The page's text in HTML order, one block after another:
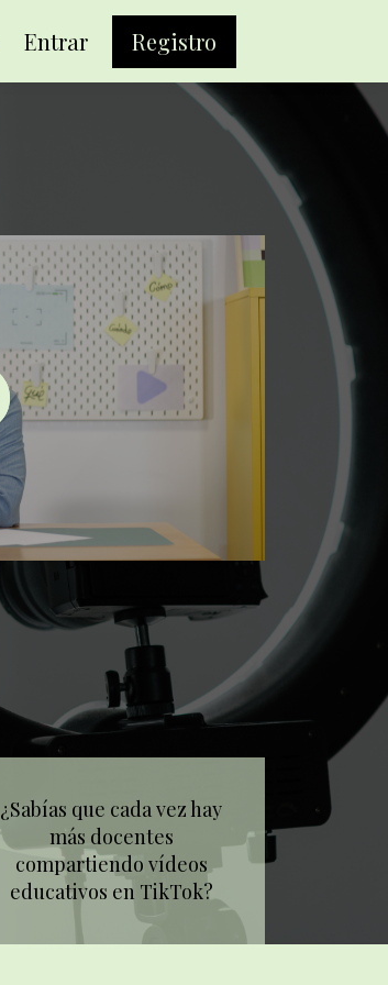
Entrar Registro
¿Sabías que cada vez hay
más docentes
compartiendo vídeos
educativos en TikTok?